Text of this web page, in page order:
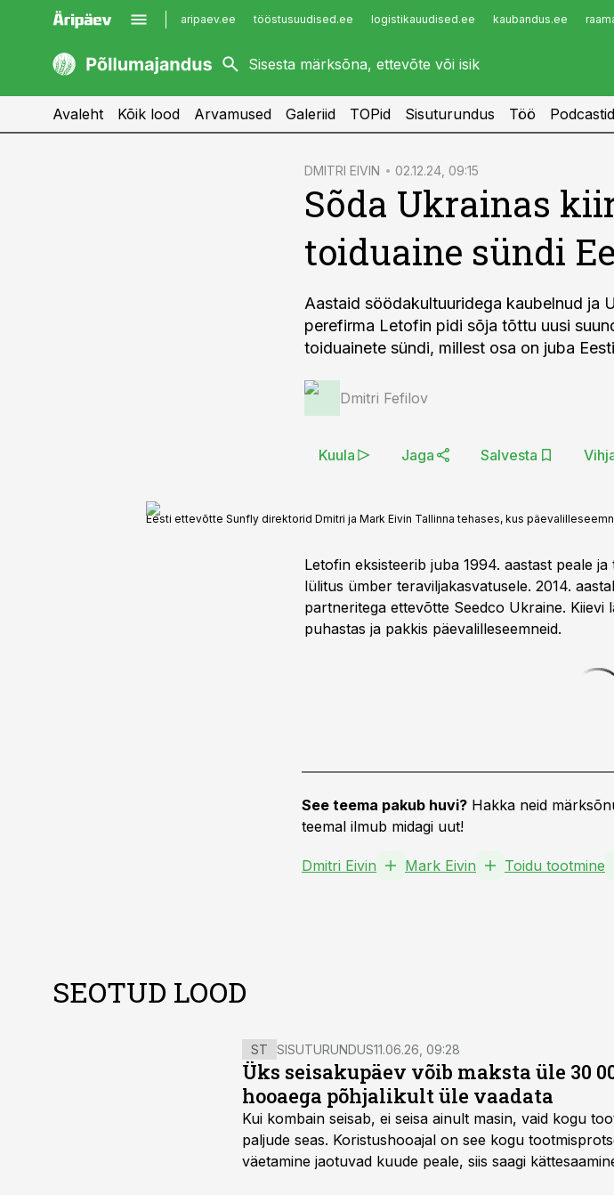
aripaev.ee tööstusuudised.ee logistikauudised.ee kaubandus.ee
kaubandus.ee
kinnisvarauudised.ee
imelineajalugu.ee
Infopank
Avaleht Kõik lood Arvamused Galeriid TOPid Sisuturundus Töö Podcastid
DMITRI EIVIN 02.12.24, 09:15
Sõda Ukrainas
toiduaine sündi
Aastaid söödakultuuridega kaubelnud ja
perefirma Letofin pidi sõja tõttu uusi
toiduainete sündi, millest osa on juba
Dmitri Fefilov
Kuula Jaga Salvesta
Eesti ettevõtte Sunfly direktorid Dmitri ja Mark Eivin Tallinna tehases, kus
Letofin eksisteerib juba 1994. aastast peale
lülitus ümber teraviljakasvatusele. 2014.
partneritega ettevõtte Seedco Ukraine. Kiievi
puhastas ja pakkis päevalilleseemneid.
See teema pakub huvi? Hakka neid
teemal ilmub midagi uut!
Dmitri Eivin Mark Eivin Toidu tootmine
SEOTUD LOOD
ST SISUTURUNDUS11.06.26, 09:28
Üks seisakupäev võib maksta üle 30
hooaega põhjalikult üle vaadata
Kui kombain seisab, ei seisa ainult masin, vaid kogu
paljude seas. Koristushooajal on see kogu
väetamine jaotuvad kuude peale, siis saagi